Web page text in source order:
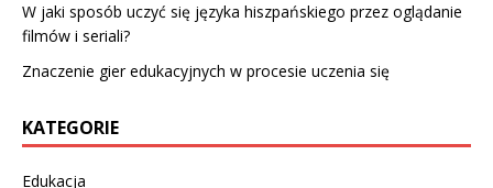
W jaki sposób uczyć się języka hiszpańskiego przez oglądanie
filmów i seriali?
Znaczenie gier edukacyjnych w procesie uczenia się
KATEGORIE
Edukacja